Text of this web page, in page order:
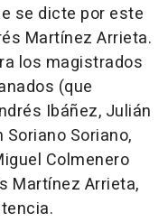
se dicte por este
Martínez Arrieta.
los magistrados
(que
Ibáñez, Julián
Soriano,
Colmenero
Martínez Arrieta,